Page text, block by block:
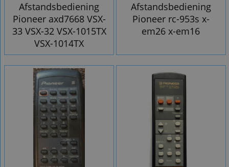
Afstandsbediening
Pioneer axd7668 VSX-
33 VSX-32 VSX-1015TX
VSX-1014TX
Afstandsbediening
Pioneer rc-953s x-
em26 x-em16